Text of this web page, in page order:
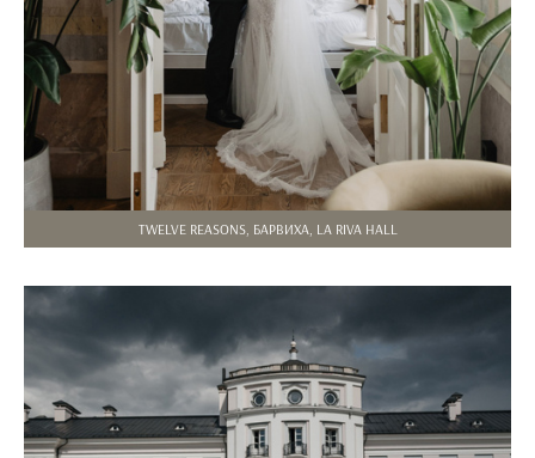
TWELVE REASONS, БАРВИХА, LA RIVA HALL